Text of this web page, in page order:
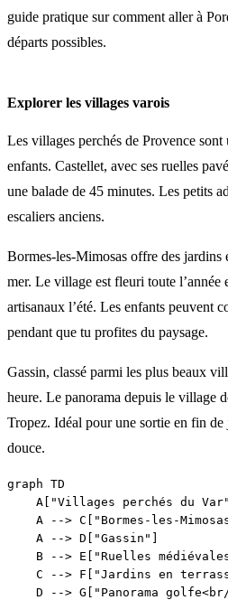
guide pratique sur comment aller à
départs possibles.
Explorer les villages varois
Les villages perchés de Provence
enfants. Castellet, avec ses ruelles
une balade de 45 minutes. Les petits
escaliers anciens.
Bormes-les-Mimosas offre des jardins
mer. Le village est fleuri toute l’année
artisanaux l’été. Les enfants peuvent
pendant que tu profites du paysage.
Gassin, classé parmi les plus beaux
heure. Le panorama depuis le village
Tropez. Idéal pour une sortie en fin
douce.
graph TD
A["Villages perchés du
A --> C["Bormes-les-
    A --> D["Gassin"]
B --> E["Ruelles
C --> F["Jardins en
D --> G["Panorama